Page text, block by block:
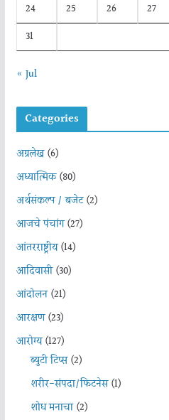
24
25 26 27
31
« Jul
Categories
अग्रलेख(6)
अध्यात्मिक(80)
अर्थसंकल्प / बजेट(2)
आजचे पंचांग(27)
आंतरराष्ट्रीय(14)
आदिवासी(30)
आंदोलन(21)
आरक्षण(23)
आरोग्य(127)
ब्युटी टिप्स(2)
शरीर-संपदा/फिटनेस(1)
शोध मनाचा(2)